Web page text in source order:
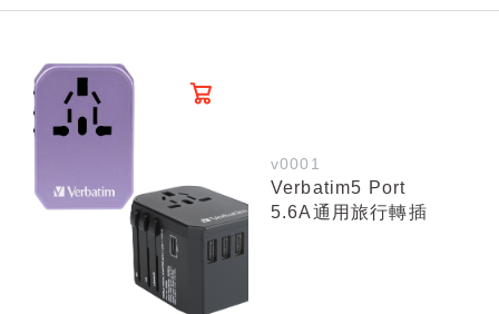
v0001
Verbatim5 Port
5.6A通用旅行轉插